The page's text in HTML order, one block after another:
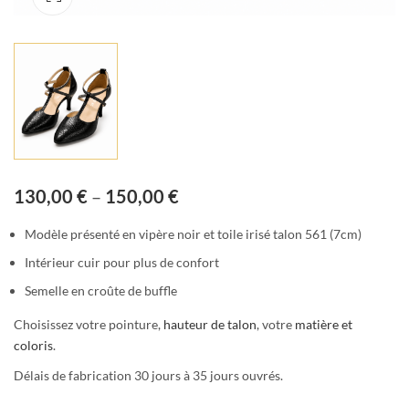
130,00 € – 150,00 €
Modèle présenté en vipère noir et toile irisé talon 561 (7cm)
Intérieur cuir pour plus de confort
Semelle en croûte de buffle
Choisissez votre pointure, hauteur de talon, votre matière et
coloris.
Délais de fabrication 30 jours à 35 jours ouvrés.